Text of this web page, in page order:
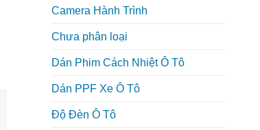
Camera Hành Trình
Chưa phân loại
Dán Phim Cách Nhiệt Ô Tô
Dán PPF Xe Ô Tô
Độ Đèn Ô Tô